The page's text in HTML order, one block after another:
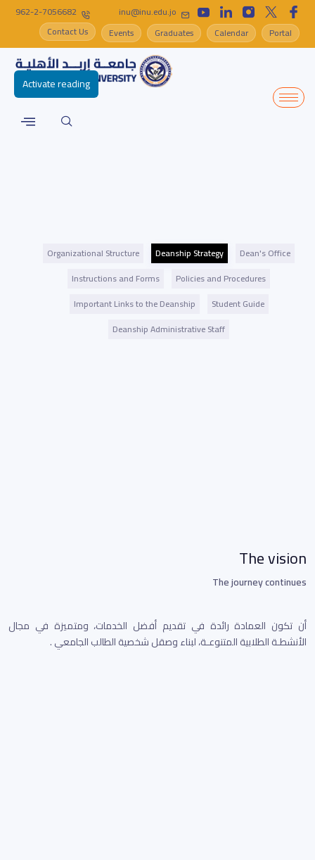
inu@inu.edu.jo
962-2-7056682
Portal
Calendar
Graduates
Events
Contact Us
Dean's Office
Deanship Strategy
Organizational Structure
Policies and Procedures
Instructions and Forms
Student Guide
Important Links to the Deanship
Deanship Administrative Staff
The vision
The journey continues
أن تكون العمادة رائدة في تقديم أفضل الخدمات، ومتميزة في مجال
الأنشطـة الطلابية المتنوعـة، لبناء وصقل شخصية الطالب الجامعي .
Activate reading